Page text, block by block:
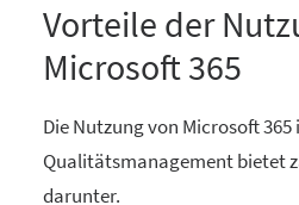
Vorteile der
Microsoft 365
Die Nutzung von Microsoft 365
Qualitätsmanagement bietet
darunter.